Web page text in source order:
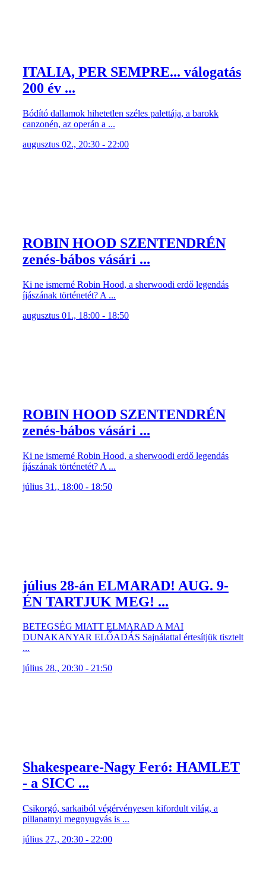
ITALIA, PER SEMPRE... válogatás
200 év ...
Bódító dallamok hihetetlen széles palettája, a barokk
canzonén, az operán a ...
augusztus 02., 20:30 - 22:00
ROBIN HOOD SZENTENDRÉN
zenés-bábos vásári ...
Ki ne ismerné Robin Hood, a sherwoodi erdő legendás
íjászának történetét? A ...
augusztus 01., 18:00 - 18:50
ROBIN HOOD SZENTENDRÉN
zenés-bábos vásári ...
Ki ne ismerné Robin Hood, a sherwoodi erdő legendás
íjászának történetét? A ...
július 31., 18:00 - 18:50
július 28-án ELMARAD! AUG. 9-
ÉN TARTJUK MEG! ...
BETEGSÉG MIATT ELMARAD A MAI
DUNAKANYAR ELŐADÁS Sajnálattal értesítjük tisztelt
...
július 28., 20:30 - 21:50
Shakespeare-Nagy Feró: HAMLET
- a SICC ...
Csikorgó, sarkaiból végérvényesen kifordult világ, a
pillanatnyi megnyugvás is ...
július 27., 20:30 - 22:00